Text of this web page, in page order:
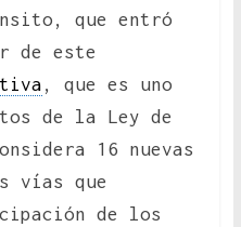
que entró
de este
, que es uno
de la Ley de
16 nuevas
vías que
de los